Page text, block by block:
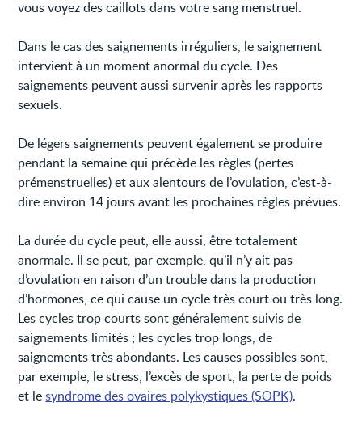
vous voyez des caillots dans votre sang menstruel.
Dans le cas des saignements irréguliers, le saignement
intervient à un moment anormal du cycle. Des
saignements peuvent aussi survenir après les rapports
sexuels.
De légers saignements peuvent également se produire
pendant la semaine qui précède les règles (pertes
prémenstruelles) et aux alentours de l’ovulation, c’est-à-
dire environ 14 jours avant les prochaines règles prévues.
La durée du cycle peut, elle aussi, être totalement
anormale. Il se peut, par exemple, qu’il n’y ait pas
d’ovulation en raison d’un trouble dans la production
d’hormones, ce qui cause un cycle très court ou très long.
Les cycles trop courts sont généralement suivis de
saignements limités ; les cycles trop longs, de
saignements très abondants. Les causes possibles sont,
par exemple, le stress, l’excès de sport, la perte de poids
et lesyndrome des ovaires polykystiques (SOPK).